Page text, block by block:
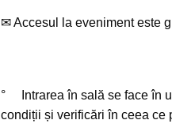
✉ Accesul la eveniment este
° Intrarea în sală se face în
condiții și verificări în ceea ce